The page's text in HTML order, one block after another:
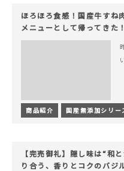
ほろほろ食感！国産牛すね
メニューとして帰ってきた！
商品紹介 国産無添加シリー
【完売御礼】隠し味は“和
り合う、香りとコクのバジ